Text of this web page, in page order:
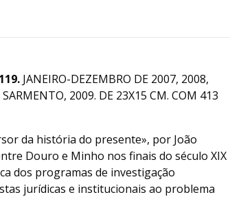
JANEIRO-DEZEMBRO DE 2007, 2008,
2009. DE 23X15 CM. COM 413
da história do presente», por João
Douro e Minho nos finais do século XIX
dos programas de investigação
jurídicas e institucionais ao problema